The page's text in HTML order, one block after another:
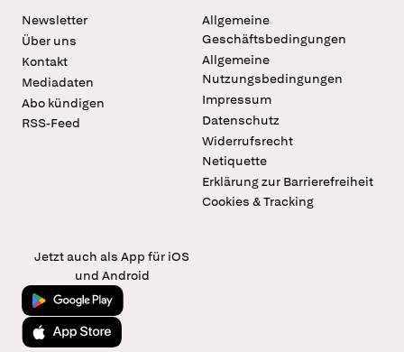
Newsletter
Über uns
Kontakt
Mediadaten
Abo kündigen
RSS-Feed
Allgemeine
Geschäftsbedingungen
Allgemeine
Nutzungsbedingungen
Impressum
Datenschutz
Widerrufsrecht
Netiquette
Erklärung zur Barrierefreiheit
Cookies & Tracking
Jetzt auch als App für iOS
und Android
Jetzt bei Google Play
Laden im App Store